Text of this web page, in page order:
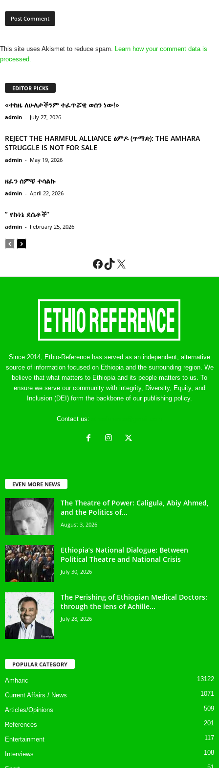
This site uses Akismet to reduce spam. Learn how your comment data is
processed.
EDITOR PICKS
«ተከዜ ለሁለታችንም ተፈጥሯዊ ወሰን ነው!»
admin - July 27, 2026
REJECT THE HARMFUL ALLIANCE ፅምዶ (ጥማድ): THE AMHARA
STRUGGLE IS NOT FOR SALE
admin - May 19, 2026
ዘፈን ሰምቼ ተሳልኩ
admin - April 22, 2026
” የኩነኔ ደሴቶች’’
admin - February 25, 2026
Facebook
TikTok
X
Since 2014, Ethio-Reference has served as an independent, alternative
source of information focused on Ethiopia and the surrounding region. We
believe that what matters to Ethiopia and its people matters to us. To
ensure we serve our community with integrity, Diversity, Equity, and
Inclusion (DEI) form the backbone of our publishing policy.
Contact us:
EVEN MORE NEWS
The Theatre of Power: Caligula, Abiy Ahmed,
and the Politics of...
August 3, 2026
Ethiopia’s National Dialogue: Between
Political Theatre and National Crisis
July 30, 2026
The Perishing of Ethiopian Medical Doctors:
through the lens of Achille...
July 28, 2026
POPULAR CATEGORY
Amharic 13122
Current Affairs / News 1071
Articles/Opinions 509
References 201
Entertainment 117
Interviews 108